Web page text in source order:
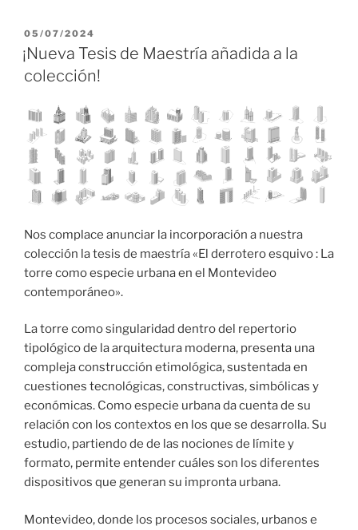
PUBLICADO
EL
05/07/2024
¡Nueva Tesis de Maestría añadida a la
colección!
Nos complace anunciar la incorporación a nuestra
colección la tesis de maestría «El derrotero esquivo : La
torre como especie urbana en el Montevideo
contemporáneo».
La torre como singularidad dentro del repertorio
tipológico de la arquitectura moderna, presenta una
compleja construcción etimológica, sustentada en
cuestiones tecnológicas, constructivas, simbólicas y
económicas. Como especie urbana da cuenta de su
relación con los contextos en los que se desarrolla. Su
estudio, partiendo de de las nociones de límite y
formato, permite entender cuáles son los diferentes
dispositivos que generan su impronta urbana.
Montevideo, donde los procesos sociales, urbanos e